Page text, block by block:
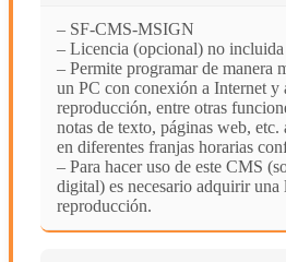
– SF-CMS-MSIGN
– Licencia (opcional) no incluida
– Permite programar de manera
un PC con conexión a Internet y
reproducción, entre otras
notas de texto, páginas web, etc.
en diferentes franjas horarias
– Para hacer uso de este CMS
digital) es necesario adquirir una
reproducción.